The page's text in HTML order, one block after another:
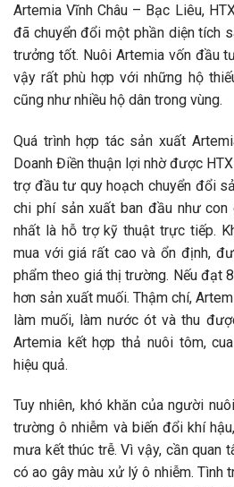
Artemia Vĩnh Châu – Bạc Liêu,
đã chuyển đổi một phần diện tích
trưởng tốt. Nuôi Artemia vốn đầu
vậy rất phù hợp với những hộ
cũng như nhiều hộ dân trong vùng.
Quá trình hợp tác sản xuất
Doanh Điền thuận lợi nhờ được
trợ đầu tư quy hoạch chuyển đổi
chi phí sản xuất ban đầu như
nhất là hỗ trợ kỹ thuật trực tiếp.
mua với giá rất cao và ổn định,
phẩm theo giá thị trường. Nếu đạt
hơn sản xuất muối. Thậm chí,
làm muối, làm nước ót và thu
Artemia kết hợp thả nuôi tôm,
hiệu quả.
Tuy nhiên, khó khăn của người
trường ô nhiễm và biến đổi khí
mưa kết thúc trễ. Vì vậy, cần quan
có ao gây màu xử lý ô nhiễm. Tình